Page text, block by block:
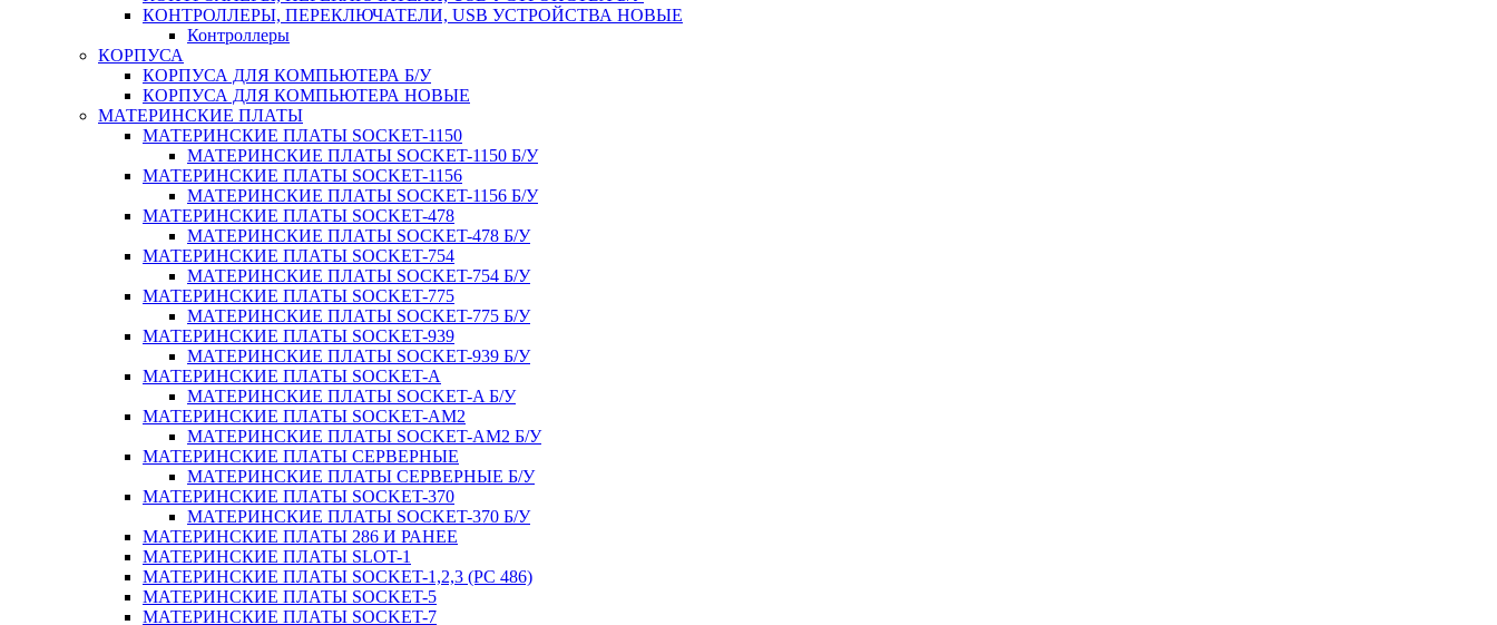
КОНТРОЛЛЕРЫ, ПЕРЕКЛЮЧАТЕЛИ, USB УСТРОЙСТВА НОВЫЕ
Контроллеры
КОРПУСА
КОРПУСА ДЛЯ КОМПЬЮТЕРА Б/У
КОРПУСА ДЛЯ КОМПЬЮТЕРА НОВЫЕ
МАТЕРИНСКИЕ ПЛАТЫ
МАТЕРИНСКИЕ ПЛАТЫ SOCKET-1150
МАТЕРИНСКИЕ ПЛАТЫ SOCKET-1150 Б/У
МАТЕРИНСКИЕ ПЛАТЫ SOCKET-1156
МАТЕРИНСКИЕ ПЛАТЫ SOCKET-1156 Б/У
МАТЕРИНСКИЕ ПЛАТЫ SOCKET-478
МАТЕРИНСКИЕ ПЛАТЫ SOCKET-478 Б/У
МАТЕРИНСКИЕ ПЛАТЫ SOCKET-754
МАТЕРИНСКИЕ ПЛАТЫ SOCKET-754 Б/У
МАТЕРИНСКИЕ ПЛАТЫ SOCKET-775
МАТЕРИНСКИЕ ПЛАТЫ SOCKET-775 Б/У
МАТЕРИНСКИЕ ПЛАТЫ SOCKET-939
МАТЕРИНСКИЕ ПЛАТЫ SOCKET-939 Б/У
МАТЕРИНСКИЕ ПЛАТЫ SOCKET-A
МАТЕРИНСКИЕ ПЛАТЫ SOCKET-A Б/У
МАТЕРИНСКИЕ ПЛАТЫ SOCKET-AM2
МАТЕРИНСКИЕ ПЛАТЫ SOCKET-AM2 Б/У
МАТЕРИНСКИЕ ПЛАТЫ СЕРВЕРНЫЕ
МАТЕРИНСКИЕ ПЛАТЫ СЕРВЕРНЫЕ Б/У
МАТЕРИНСКИЕ ПЛАТЫ SOCKET-370
МАТЕРИНСКИЕ ПЛАТЫ SOCKET-370 Б/У
МАТЕРИНСКИЕ ПЛАТЫ 286 И РАНЕЕ
МАТЕРИНСКИЕ ПЛАТЫ SLOT-1
МАТЕРИНСКИЕ ПЛАТЫ SOCKET-1,2,3 (PC 486)
МАТЕРИНСКИЕ ПЛАТЫ SOCKET-5
МАТЕРИНСКИЕ ПЛАТЫ SOCKET-7